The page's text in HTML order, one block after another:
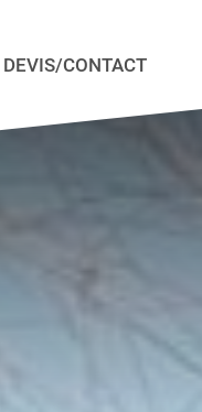
DEVIS/CONTACT